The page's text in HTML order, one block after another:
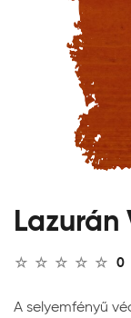
0
A selyemfényű